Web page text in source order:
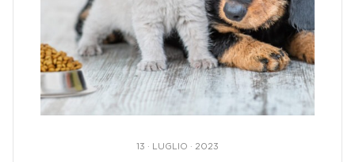
13 · LUGLIO · 2023